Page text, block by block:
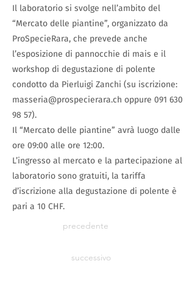
Il laboratorio si svolge nell’ambito del
“Mercato delle piantine”, organizzato da
ProSpecieRara, che prevede anche
l’esposizione di pannocchie di mais e il
workshop di degustazione di polente
condotto da Pierluigi Zanchi (su iscrizione:
masseria@prospecierara.ch oppure 091 630
98 57).
Il “Mercato delle piantine” avrà luogo dalle
ore 09:00 alle ore 12:00.
L’ingresso al mercato e la partecipazione al
laboratorio sono gratuiti, la tariffa
d’iscrizione alla degustazione di polente è
pari a 10 CHF.
precedente
successivo